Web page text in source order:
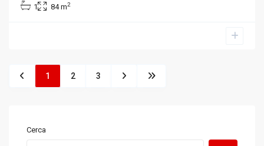
1 84 m2
1 2 3
Cerca